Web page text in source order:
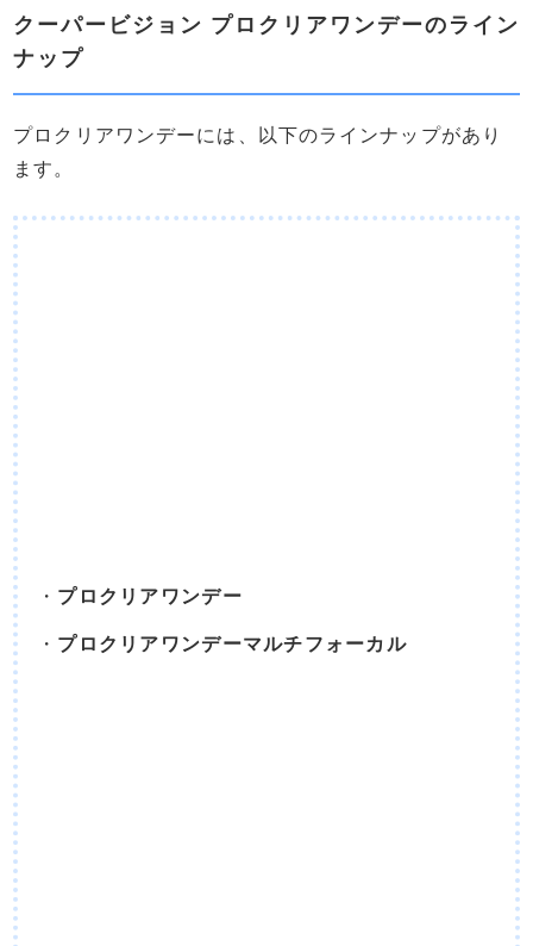
クーパービジョン プロクリアワンデーのライン
ナップ
プロクリアワンデーには、以下のラインナップがあり
ます。
プロクリアワンデー
プロクリアワンデーマルチフォーカル